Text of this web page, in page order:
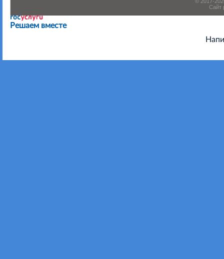
Сайт
Решаем вместе
Есть предложения по организации учебного процесса